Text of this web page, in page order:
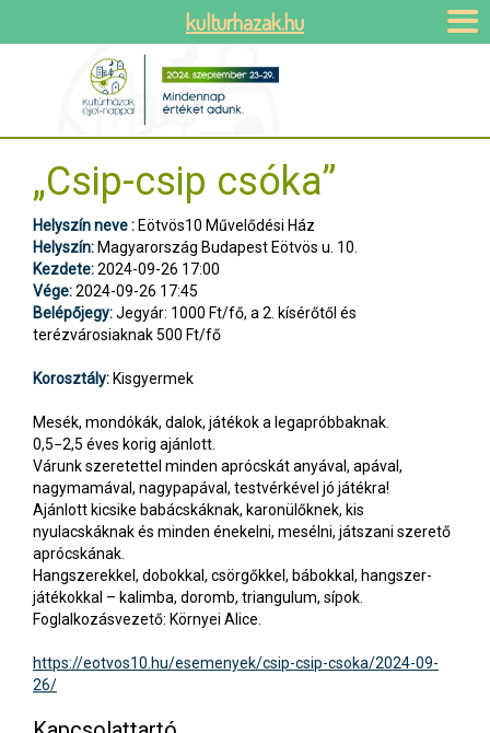
„Csip-csip csóka”
Helyszín neve : Eötvös10 Művelődési Ház
Helyszín: Magyarország Budapest Eötvös u. 10.
Kezdete:2024-09-26 17:00
Vége:2024-09-26 17:45
Belépőjegy:Jegyár: 1000 Ft/fő, a 2. kísérőtől és
terézvárosiaknak 500 Ft/fő
Korosztály: Kisgyermek
Mesék, mondókák, dalok, játékok a legapróbbaknak.
0,5−2,5 éves korig ajánlott.
Várunk szeretettel minden aprócskát anyával, apával,
nagymamával, nagypapával, testvérkével jó játékra!
Ajánlott kicsike babácskáknak, karonülőknek, kis
nyulacskáknak és minden énekelni, mesélni, játszani szerető
aprócskának.
Hangszerekkel, dobokkal, csörgőkkel, bábokkal, hangszer-
játékokkal – kalimba, doromb, triangulum, sípok.
Foglalkozásvezető: Környei Alice.
https://eotvos10.hu/esemenyek/csip-csip-csoka/2024-09-
26/
kulturhazak.hu